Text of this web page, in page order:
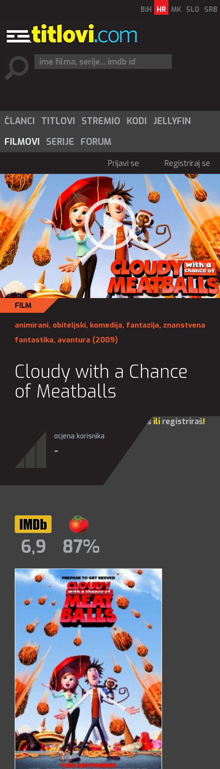
BiH HR MK SLO SRB
ČLANCI TITLOVI STREMIO KODI
JELLYFIN
FILMOVI
SERIJE FORUM
Prijavi se Registriraj se
FILM
animirani, obiteljski, komedija, fantazija, znanstvena
fantastika, avantura (2009)
Cloudy with a Chance
of Meatballs
prijaviš ili registriraš!
ocjena korisnika
-
6,9 87%